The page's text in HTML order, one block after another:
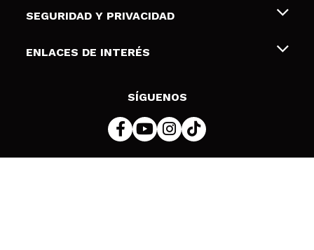
Tarjetas de Regalo
Envíos y devoluciones
Formas de pago
SEGURIDAD Y PRIVACIDAD
Terminos y condiciones de uso
Política de cookies
ENLACES DE INTERÉS
SÍGUENOS